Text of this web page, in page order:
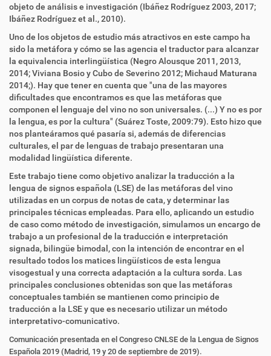
objeto de análisis e investigación (Ibáñez Rodríguez 2003, 2017;
Ibáñez Rodríguez et al., 2010).
Uno de los objetos de estudio más atractivos en este campo ha
sido la metáfora y cómo se las agencia el traductor para alcanzar
la equivalencia interlingüística (Negro Alousque 2011, 2013,
2014; Viviana Bosio y Cubo de Severino 2012; Michaud Maturana
2014;). Hay que tener en cuenta que "una de las mayores
dificultades que encontramos es que las metáforas que
componen el lenguaje del vino no son universales. (...) Y no es por
la lengua, es por la cultura" (Suárez Toste, 2009:79). Esto hizo que
nos planteáramos qué pasaría si, además de diferencias
culturales, el par de lenguas de trabajo presentaran una
modalidad lingüística diferente.
Este trabajo tiene como objetivo analizar la traducción a la
lengua de signos española (LSE) de las metáforas del vino
utilizadas en un corpus de notas de cata, y determinar las
principales técnicas empleadas. Para ello, aplicando un estudio
de caso como método de investigación, simulamos un encargo de
trabajo a un profesional de la traducción e interpretación
signada, bilingüe bimodal, con la intención de encontrar en el
resultado todos los matices lingüísticos de esta lengua
visogestual y una correcta adaptación a la cultura sorda. Las
principales conclusiones obtenidas son que las metáforas
conceptuales también se mantienen como principio de
traducción a la LSE y que es necesario utilizar un método
interpretativo-comunicativo.
Comunicación presentada en el Congreso CNLSE de la Lengua de Signos
Española 2019 (Madrid, 19 y 20 de septiembre de 2019).